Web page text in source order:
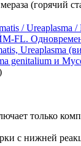
/ Ureaplasma /
FL.
Ureaplasma
genitalium и